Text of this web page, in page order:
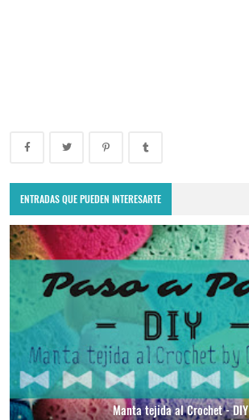
ENTRADAS QUE PUEDEN INTERESARTE
Manta tejida al Crochet - DIY